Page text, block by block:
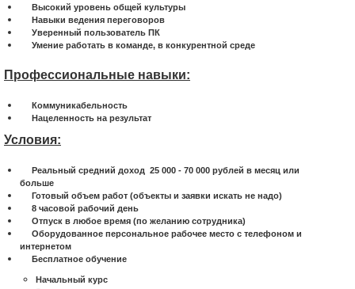
Высокий уровень общей культуры
Навыки ведения переговоров
Уверенный пользователь ПК
Умение работать в команде, в конкурентной среде
Профессиональные навыки:
Коммуникабельность
Нацеленность на результат
Условия:
Реальный средний доход 25 000 - 70 000 рублей в месяц или
больше
Готовый объем работ (объекты и заявки искать не надо)
8 часовой рабочий день
Отпуск в любое время (по желанию сотрудника)
Оборудованное персональное рабочее место с телефоном и
интернетом
Бесплатное обучение
Начальный курс